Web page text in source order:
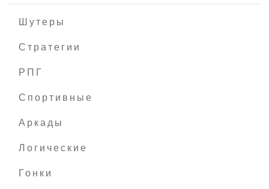
Шутеры
Стратегии
РПГ
Спортивные
Аркады
Логические
Гонки